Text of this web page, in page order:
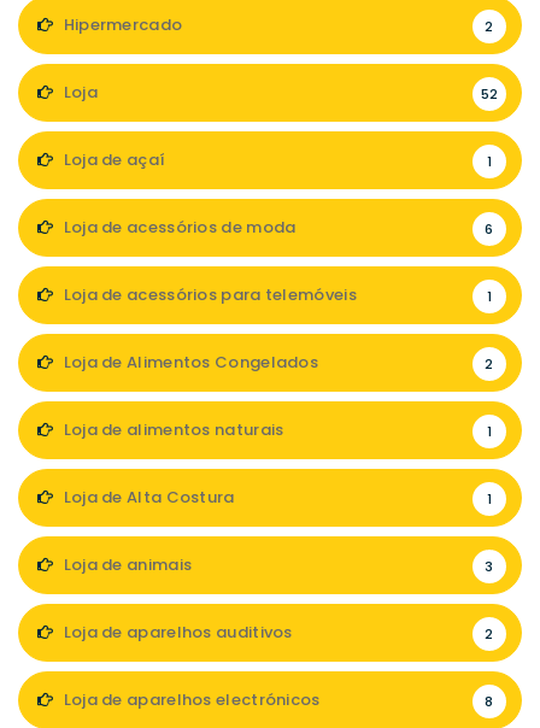
Hipermercado 2
Loja 52
Loja de açaí 1
Loja de acessórios de moda 6
Loja de acessórios para telemóveis 1
Loja de Alimentos Congelados 2
Loja de alimentos naturais 1
Loja de Alta Costura 1
Loja de animais 3
Loja de aparelhos auditivos 2
Loja de aparelhos electrónicos 8